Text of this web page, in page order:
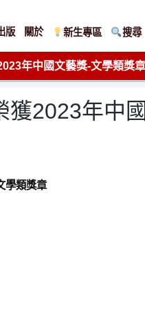
版 關於 新生專區 搜尋
年中國文藝獎-文學類獎章
獲2023年中
學類獎章